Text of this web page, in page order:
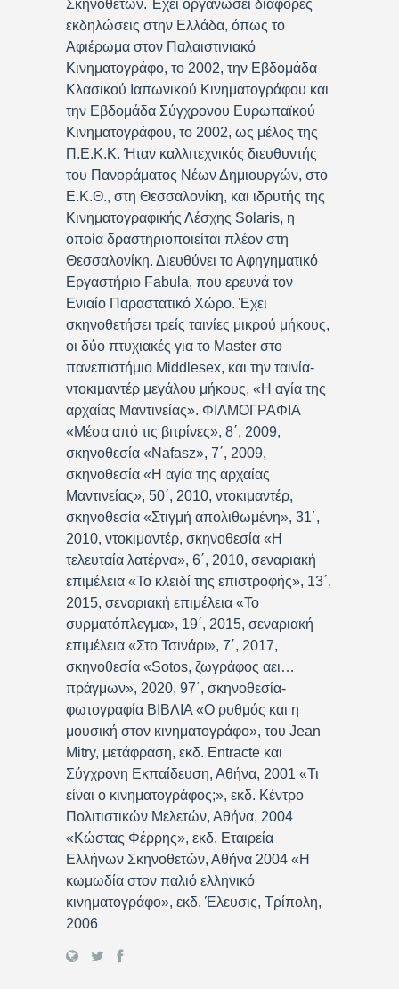
Σκηνοθετών. Έχει οργανώσει διάφορες
εκδηλώσεις στην Ελλάδα, όπως το
Αφιέρωμα στον Παλαιστινιακό
Κινηματογράφο, το 2002, την Εβδομάδα
Κλασικού Ιαπωνικού Κινηματογράφου και
την Εβδομάδα Σύγχρονου Ευρωπαϊκού
Κινηματογράφου, το 2002, ως μέλος της
Π.Ε.Κ.Κ. Ήταν καλλιτεχνικός διευθυντής
του Πανοράματος Νέων Δημιουργών, στο
Ε.Κ.Θ., στη Θεσσαλονίκη, και ιδρυτής της
Κινηματογραφικής Λέσχης Solaris, η
οποία δραστηριοποιείται πλέον στη
Θεσσαλονίκη. Διευθύνει το Αφηγηματικό
Εργαστήριο Fabula, που ερευνά τον
Ενιαίο Παραστατικό Χώρο. Έχει
σκηνοθετήσει τρείς ταινίες μικρού μήκους,
οι δύο πτυχιακές για το Master στο
πανεπιστήμιο Middlesex, και την ταινία-
ντοκιμαντέρ μεγάλου μήκους, «Η αγία της
αρχαίας Μαντινείας». ΦΙΛΜΟΓΡΑΦΙΑ
«Μέσα από τις βιτρίνες», 8΄, 2009,
σκηνοθεσία «Nafasz», 7΄, 2009,
σκηνοθεσία «Η αγία της αρχαίας
Μαντινείας», 50΄, 2010, ντοκιμαντέρ,
σκηνοθεσία «Στιγμή απολιθωμένη», 31΄,
2010, ντοκιμαντέρ, σκηνοθεσία «Η
τελευταία λατέρνα», 6΄, 2010, σεναριακή
επιμέλεια «Το κλειδί της επιστροφής», 13΄,
2015, σεναριακή επιμέλεια «Το
συρματόπλεγμα», 19΄, 2015, σεναριακή
επιμέλεια «Στο Τσινάρι», 7΄, 2017,
σκηνοθεσία «Sotos, ζωγράφος αει…
πράγμων», 2020, 97΄, σκηνοθεσία-
φωτογραφία ΒΙΒΛΙΑ «Ο ρυθμός και η
μουσική στον κινηματογράφο», του Jean
Mitry, μετάφραση, εκδ. Entracte και
Σύγχρονη Εκπαίδευση, Αθήνα, 2001 «Τι
είναι ο κινηματογράφος;», εκδ. Κέντρο
Πολιτιστικών Μελετών, Αθήνα, 2004
«Κώστας Φέρρης», εκδ. Εταιρεία
Ελλήνων Σκηνοθετών, Αθήνα 2004 «Η
κωμωδία στον παλιό ελληνικό
κινηματογράφο», εκδ. Έλευσις, Τρίπολη,
2006